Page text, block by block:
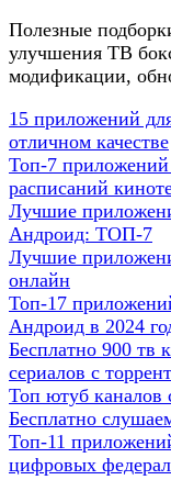
Полезные
улучшения ТВ
модификации,
15 приложений
отличном качестве
Топ-7
расписаний
Лучшие
Андроид: ТОП-7
Лучшие
онлайн
Топ-17
Андроид в 2024
Бесплатно 900 тв
сериалов с
Топ ютуб каналов
Бесплатно
Топ-11
цифровых